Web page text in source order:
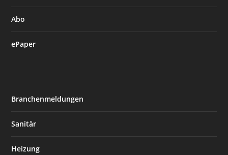
Abo
ePaper
Branchenmeldungen
Sanitär
Heizung